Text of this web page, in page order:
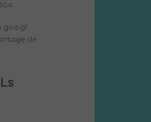
goo.gl
de